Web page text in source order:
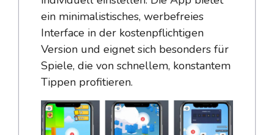
ein minimalistisches, werbefreies
Interface in der kostenpflichtigen
Version und eignet sich besonders für
Spiele, die von schnellem, konstantem
Tippen profitieren.